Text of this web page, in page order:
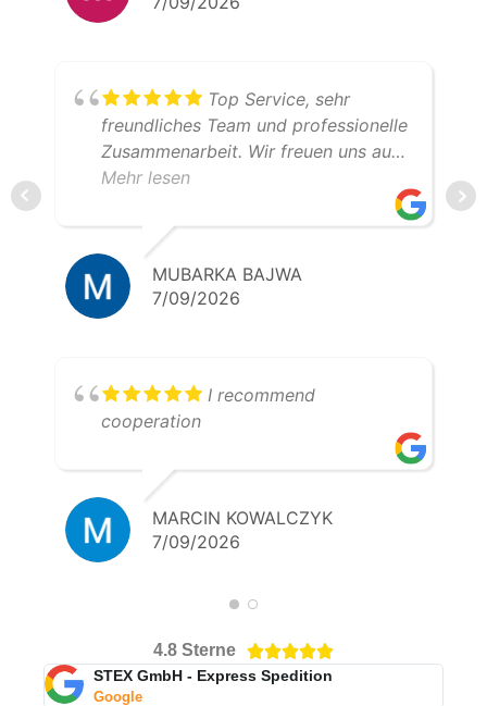
Top Service, sehr
freundliches Team und professionelle
Zusammenarbeit. Wir freuen uns auf
weitere gemeinsame Transporte.
Mehr lesen
MUBARKA BAJWA
7/09/2026
I recommend
cooperation
MARCIN KOWALCZYK
7/09/2026
4.8 Sterne 
STEX GmbH - Express Spedition
Google